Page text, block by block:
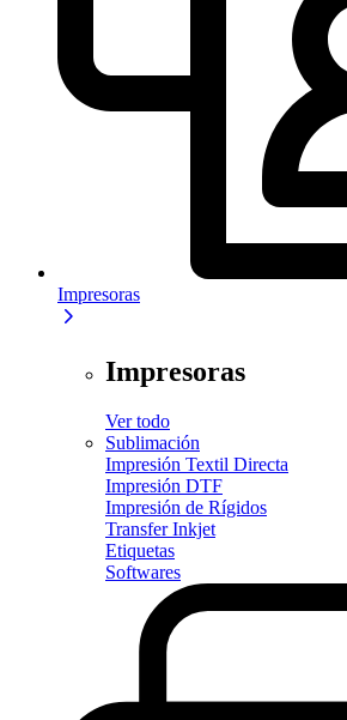
Impresoras
Impresoras
Ver todo
Sublimación
Impresión Textil Directa
Impresión DTF
Impresión de Rígidos
Transfer Inkjet
Etiquetas
Softwares